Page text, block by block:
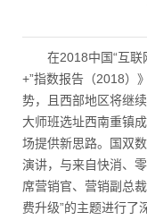
在2018中国“互联
+”指数报告（2018）
势，且西部地区将继
大师班选址西南重镇
场提供新思路。国双
演讲，与来自快消、
席营销官、营销副总
费升级”的主题进行了